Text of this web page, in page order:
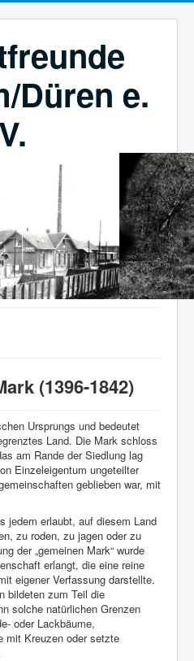
Düren e.
V.
(1396-1842)
Ursprungs und bedeutet
Land. Die Mark schloss
am Rande der Siedlung lag
Einzeleigentum ungeteilter
geblieben war, mit
jedem erlaubt, auf diesem Land
zu roden, zu jagen oder zu
der „gemeinen Mark“ wurde
erlangt, die eine reine
eigener Verfassung darstellte.
bildeten zum Teil die
solche natürlichen Grenzen
oder Lackbäume,
mit Kreuzen oder setzte